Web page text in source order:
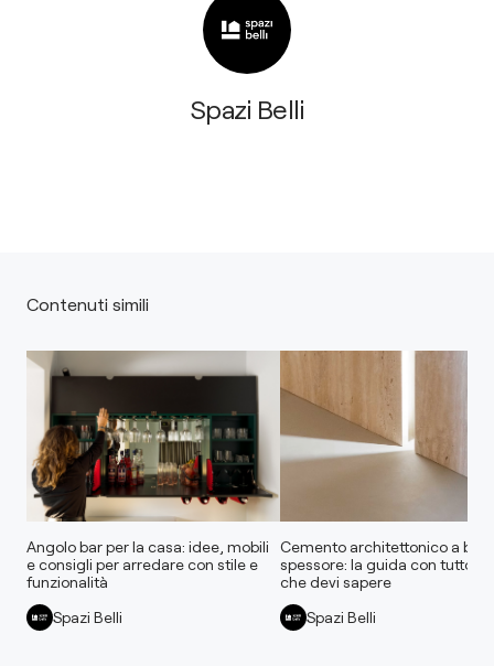
Spazi Belli
Contenuti simili
Angolo bar per la casa: idee, mobili
e consigli per arredare con stile e
funzionalità
Spazi Belli
Cemento architettonico a
spessore: la guida con tutto
che devi sapere
Spazi Belli